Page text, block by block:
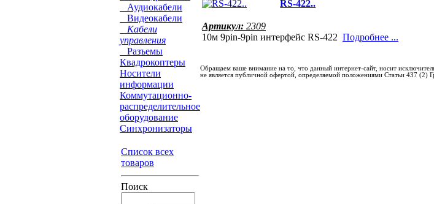
Аудиокабели
Видеокабели
Кабели
управления
Разъемы
Квадрокоптеры
Носители
информации
Коммутационно-
распределительное
оборудование
Синхронизаторы
Список всех
товаров
Поиск
RS-422..
Артикул: 2309
10м 9pin-9pin интерфейс RS-422 Подробнее ...
Обращаем ваше внимание на то, что данный интернет-сайт, носит
не является публичной офертой, определяемой положениями Статьи 437 (2)